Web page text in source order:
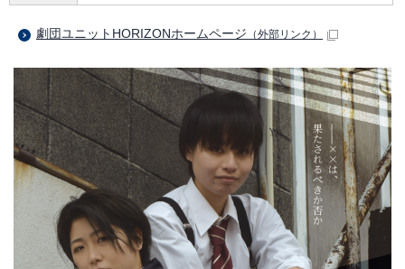
劇団ユニットHORIZONホームページ （外部リンク）